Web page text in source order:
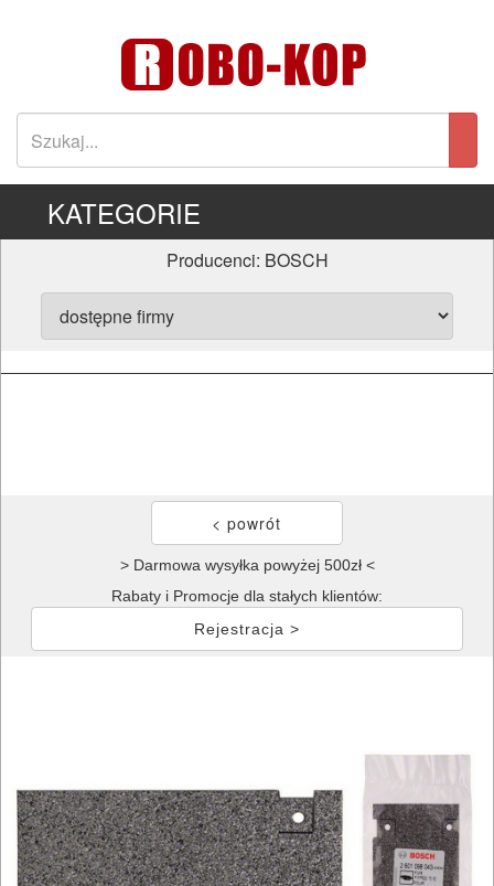
KATEGORIE
Producenci: BOSCH
> Darmowa wysyłka powyżej 500zł <
Rabaty i Promocje dla stałych klientów:
Rejestracja >